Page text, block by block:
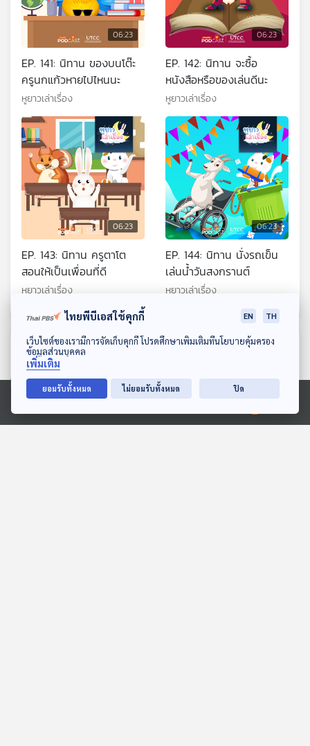
ดาวน์โหลด Thai PBS Podcast Application
Ⓒ 2020 องค์การกระจายเสียงและแพร่ภาพสาธารณะแห่งประเทศไทย
06:23
EP. 141: นิทาน ของบนโต๊ะ
ครูนกแก้วหายไปไหนนะ
หูยาวเล่าเรื่อง
06:23
EP. 142: นิทาน จะซื้อ
หนังสือหรือของเล่นดีนะ
หูยาวเล่าเรื่อง
06:23
EP. 143: นิทาน ครูตาโต
สอนให้เป็นเพื่อนที่ดี
หูยาวเล่าเรื่อง
06:23
EP. 144: นิทาน นั่งรถเข็น
เล่นน้ำวันสงกรานต์
หูยาวเล่าเรื่อง
ตอนที่เกี่ยวข้อง
ไทยพีบีเอสใช้คุกกี้ EN TH
เว็บไซต์ของเรามีการจัดเก็บคุกกี้ โปรดศึกษาเพิ่มเติมที่นโยบายคุ้มครอง
ข้อมูลส่วนบุคคล
เพิ่มเติม
ยอมรับทั้งหมด ไม่ยอมรับทั้งหมด ปิด